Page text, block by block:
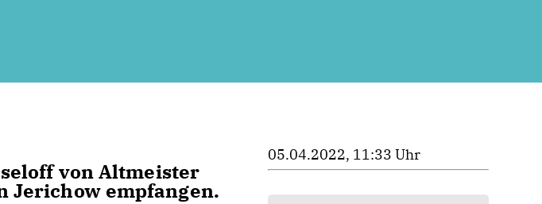
von Altmeister
Jerichow empfangen.
05.04.2022, 11:33 Uhr